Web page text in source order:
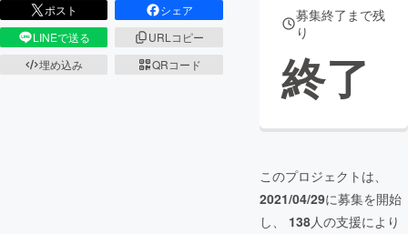
ポスト
シェア
LINEで送る
URLコピー
埋め込み
QRコード
募集終了まで残
り
終了
このプロジェクトは、
2021/04/29に募集を開始
し、 138人の支援により